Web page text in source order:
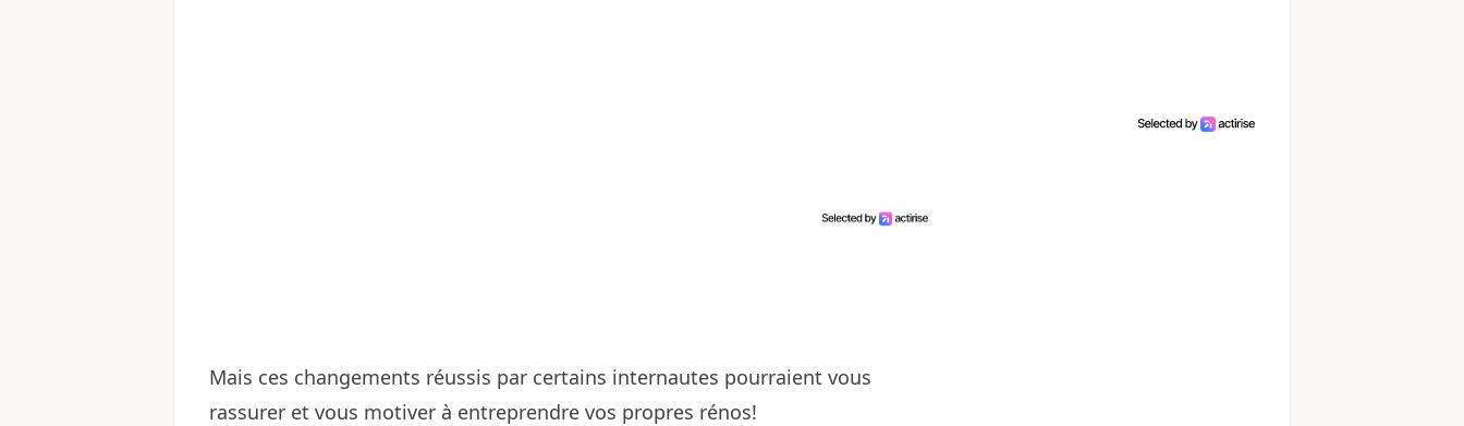
Mais ces changements réussis par certains internautes pourraient vous
rassurer et vous motiver à entreprendre vos propres rénos!